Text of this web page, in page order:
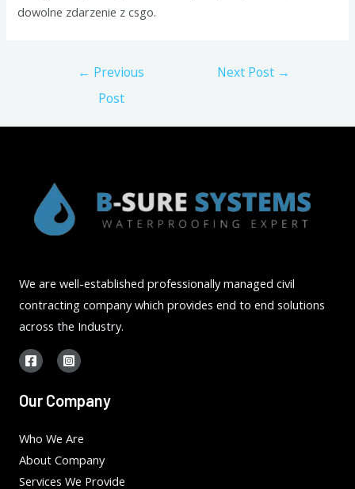
dowolne zdarzenie z csgo.
← Previous
Post
Next Post →
We are well-established professionally managed civil
contracting company which provides end to end solutions
across the Industry.
Our Company
Who We Are
About Company
Services We Provide